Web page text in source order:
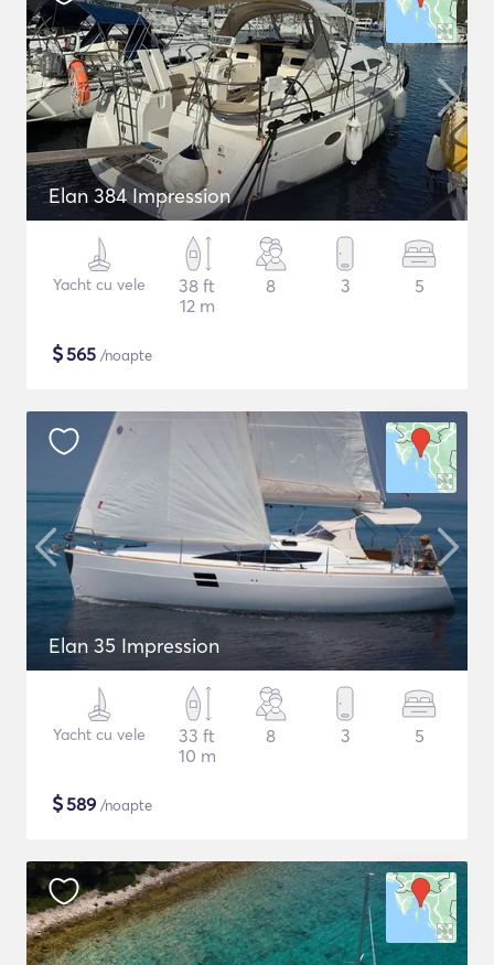
Elan 384 Impression
Yacht cu vele
38 ft
12 m
8 3 5
$565 /noapte
Elan 35 Impression
Yacht cu vele
33 ft
10 m
8 3 5
$589 /noapte